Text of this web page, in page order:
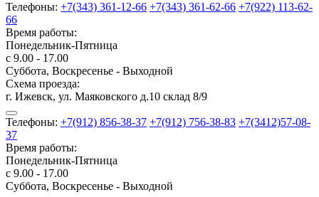
Телефоны: +7(343) 361-12-66 +7(343) 361-62-66 +7(922) 113-62-
66
Время работы:
Понедельник-Пятница
с 9.00 - 17.00
Суббота, Воскресенье - Выходной
Схема проезда:
г. Ижевск, ул. Маяковского д.10 склад 8/9
Телефоны: +7(912) 856-38-37 +7(912) 756-38-83 +7(3412)57-08-
37
Время работы:
Понедельник-Пятница
с 9.00 - 17.00
Суббота, Воскресенье - Выходной